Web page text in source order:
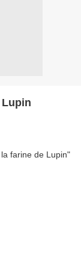
Lupin